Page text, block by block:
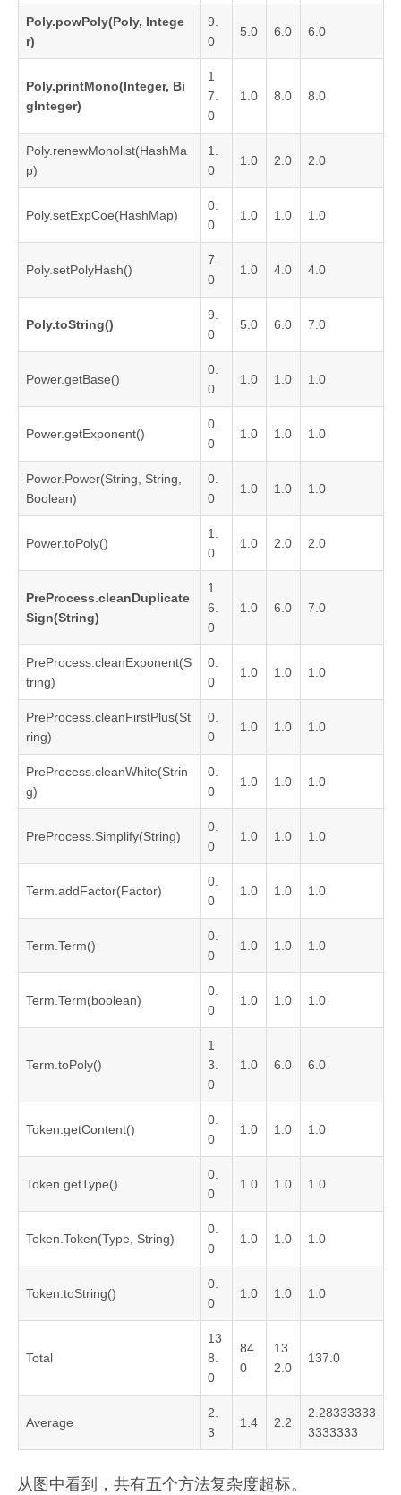
Poly.powPoly(Poly, Intege
r)
9.
0
5.0 6.0 6.0
Poly.printMono(Integer, Bi
gInteger)
1
7.
0
1.0 8.0 8.0
Poly.renewMonolist(HashMa
p)
1.
0
1.0 2.0 2.0
Poly.setExpCoe(HashMap)
0.
0
1.0 1.0 1.0
Poly.setPolyHash()
7.
0
1.0 4.0 4.0
Poly.toString()
9.
0
5.0 6.0 7.0
Power.getBase()
0.
0
1.0 1.0 1.0
Power.getExponent()
0.
0
1.0 1.0 1.0
Power.Power(String, String,
Boolean)
0.
0
1.0 1.0 1.0
Power.toPoly()
1.
0
1.0 2.0 2.0
PreProcess.cleanDuplicate
Sign(String)
1
6.
0
1.0 6.0 7.0
PreProcess.cleanExponent(S
tring)
0.
0
1.0 1.0 1.0
PreProcess.cleanFirstPlus(St
ring)
0.
0
1.0 1.0 1.0
PreProcess.cleanWhite(Strin
g)
0.
0
1.0 1.0 1.0
PreProcess.Simplify(String)
0.
0
1.0 1.0 1.0
Term.addFactor(Factor)
0.
0
1.0 1.0 1.0
Term.Term()
0.
0
1.0 1.0 1.0
Term.Term(boolean)
0.
0
1.0 1.0 1.0
Term.toPoly()
1
3.
0
1.0 6.0 6.0
Token.getContent()
0.
0
1.0 1.0 1.0
Token.getType()
0.
0
1.0 1.0 1.0
Token.Token(Type, String)
0.
0
1.0 1.0 1.0
Token.toString()
0.
0
1.0 1.0 1.0
Total
13
8.
0
84.
0
13
2.0
137.0
Average
2.
3
1.4 2.2
2.28333333
3333333
从图中看到，共有五个方法复杂度超标。